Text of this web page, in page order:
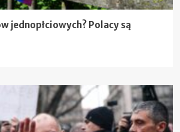
jednopłciowych? Polacy są